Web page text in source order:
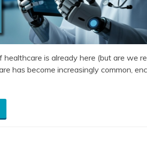
is already here (but are we
has become increasingly common,